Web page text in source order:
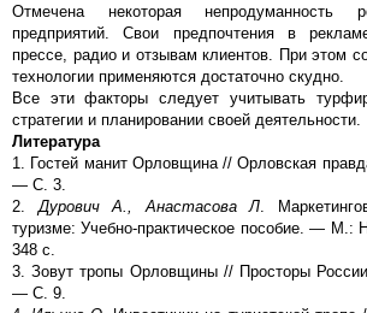
Отмечена некоторая непродуманность
предприятий. Свои предпочтения в
прессе, радио и отзывам клиентов. При этом
технологии применяются достаточно скудно.
Все эти факторы следует учитывать
стратегии и планировании своей деятельности.
Литература
1. Гостей манит Орловщина // Орловская
— С. 3.
2. Дурович А., Анастасова Л .
туризме: Учебно-практическое пособие. — М.:
348 с.
3. Зовут тропы Орловщины // Просторы
— С. 9.